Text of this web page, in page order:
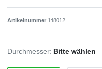
Artikelnummer 148012
Durchmesser: Bitte wählen